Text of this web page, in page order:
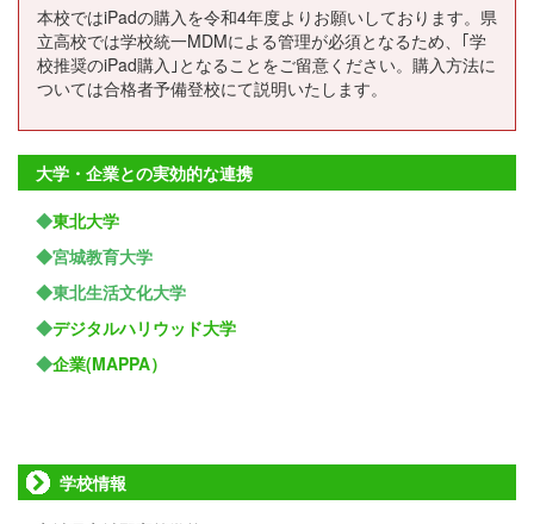
本校ではiPadの購入を令和4年度よりお願いしております。県
立高校では学校統一MDMによる管理が必須となるため、｢学
校推奨のiPad購入｣となることをご留意ください。購入方法に
ついては合格者予備登校にて説明いたします。
大学・企業との実効的な連携
◆東北大学
◆宮城教育大学
◆東北生活文化大学
◆デジタルハリウッド大学
◆企業(MAPPA）
学校情報